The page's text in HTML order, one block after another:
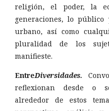
religión, el poder, la
generaciones, lo
urbano, así como
pluralidad de los
manifieste.
EntreDiversidades.
reflexionan desde o
alrededor de estos